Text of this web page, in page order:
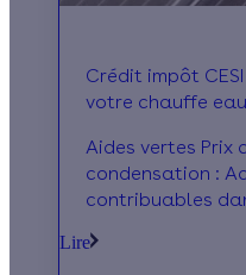
Crédit impôt
votre chauffe
Aides vertes Prix
condensation :
contribuables
qui fait courrir
Lire